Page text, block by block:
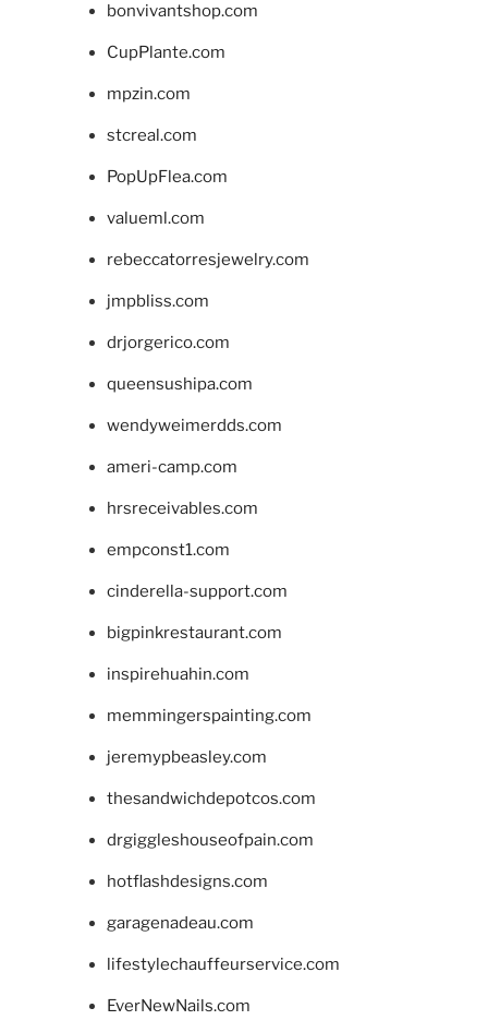
bonvivantshop.com
CupPlante.com
mpzin.com
stcreal.com
PopUpFlea.com
valueml.com
rebeccatorresjewelry.com
jmpbliss.com
drjorgerico.com
queensushipa.com
wendyweimerdds.com
ameri-camp.com
hrsreceivables.com
empconst1.com
cinderella-support.com
bigpinkrestaurant.com
inspirehuahin.com
memmingerspainting.com
jeremypbeasley.com
thesandwichdepotcos.com
drgiggleshouseofpain.com
hotflashdesigns.com
garagenadeau.com
lifestylechauffeurservice.com
EverNewNails.com